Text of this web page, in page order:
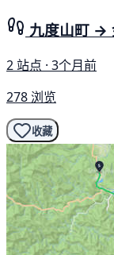
九度山町 →
2 站点 · 3个月前
278 浏览
收藏